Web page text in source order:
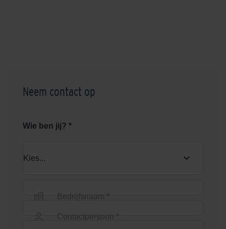
Neem contact op
Wie ben jij? *
Bedrijfsnaam *
Contactpersoon *